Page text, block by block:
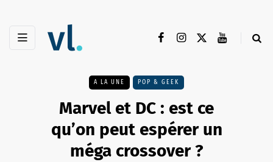
A LA UNE POP & GEEK
Marvel et DC : est ce
qu’on peut espérer un
méga crossover ?